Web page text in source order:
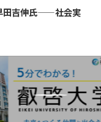
田吉伸氏——社会実